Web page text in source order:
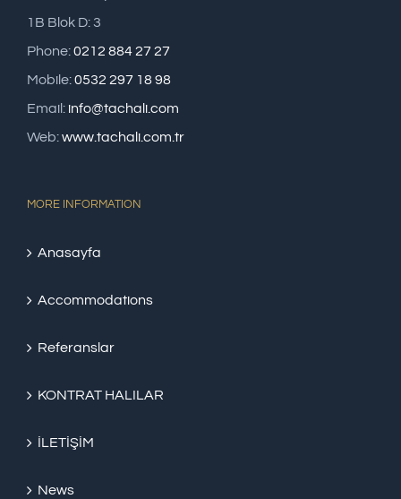
1B Blok D: 3
Phone:0212 884 27 27
Mobile:0532 297 18 98
Email: info@tachali.com
Web:www.tachali.com.tr
MORE INFORMATION
Anasayfa
Accommodations
Referanslar
KONTRAT HALILAR
İLETİŞİM
News